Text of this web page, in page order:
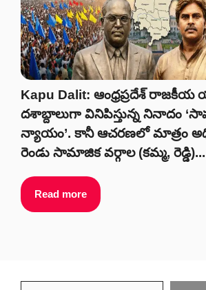
Kapu Dalit: ఆంధ్రప్రదేశ్
దశాబ్దాలుగా వినిపిస్తున్న నినాదం
న్యాయం’. కానీ ఆచరణలో మాత్రం
రెండు సామాజిక వర్గాల (కమ్మ, రెడ్డి)...
Read more